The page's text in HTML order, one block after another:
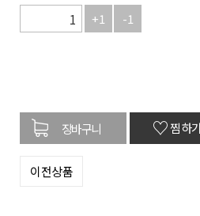
+1
-1
♡찜하기
이전상품